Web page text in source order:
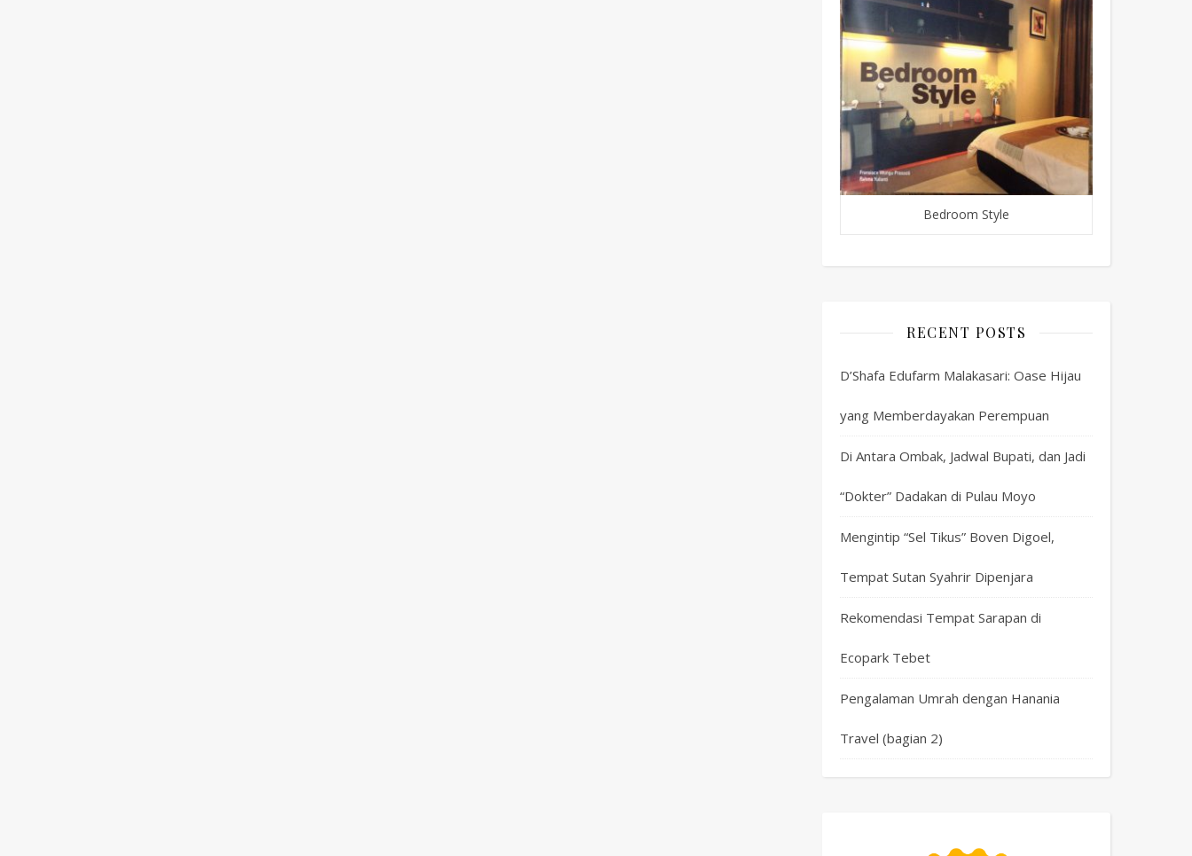
Bedroom Style
RECENT POSTS
D’Shafa Edufarm Malakasari: Oase Hijau
yang Memberdayakan Perempuan
Di Antara Ombak, Jadwal Bupati, dan Jadi
“Dokter” Dadakan di Pulau Moyo
Mengintip “Sel Tikus” Boven Digoel,
Tempat Sutan Syahrir Dipenjara
Rekomendasi Tempat Sarapan di
Ecopark Tebet
Pengalaman Umrah dengan Hanania
Travel (bagian 2)